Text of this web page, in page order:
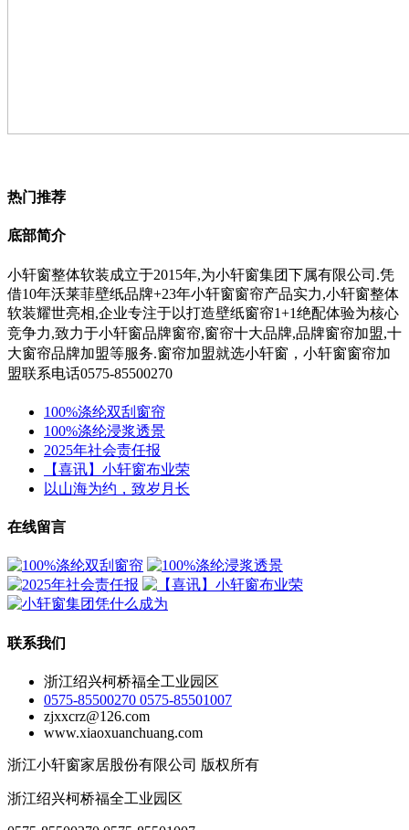
热门推荐
底部简介
小轩窗整体软装成立于2015年,为小轩窗集团下属有限公司.凭
借10年沃莱菲壁纸品牌+23年小轩窗窗帘产品实力,小轩窗整体
软装耀世亮相,企业专注于以打造壁纸窗帘1+1绝配体验为核心
竞争力,致力于小轩窗品牌窗帘,窗帘十大品牌,品牌窗帘加盟,十
大窗帘品牌加盟等服务.窗帘加盟就选小轩窗，小轩窗窗帘加
盟联系电话0575-85500270
100%涤纶双刮窗帘
100%涤纶浸浆透景
2025年社会责任报
【喜讯】小轩窗布业荣
以山海为约，致岁月长
在线留言
联系我们
浙江绍兴柯桥福全工业园区
0575-85500270 0575-85501007
zjxxcrz@126.com
www.xiaoxuanchuang.com
浙江小轩窗家居股份有限公司 版权所有
浙江绍兴柯桥福全工业园区